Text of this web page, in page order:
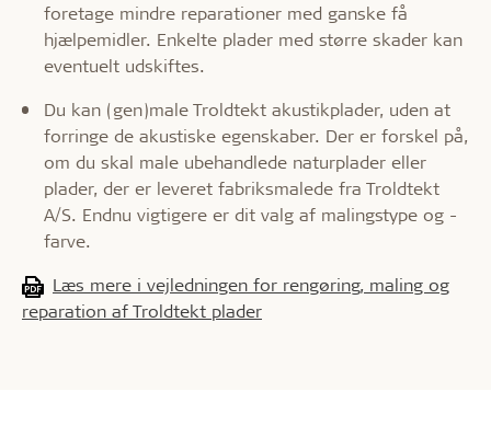
foretage mindre reparationer med ganske få
hjælpemidler. Enkelte plader med større skader kan
eventuelt udskiftes.
Du kan (gen)male Troldtekt akustikplader, uden at
forringe de akustiske egenskaber. Der er forskel på,
om du skal male ubehandlede naturplader eller
plader, der er leveret fabriksmalede fra Troldtekt
A/S. Endnu vigtigere er dit valg af malingstype og -
farve.
Læs mere i vejledningen for rengøring, maling og
reparation af Troldtekt plader